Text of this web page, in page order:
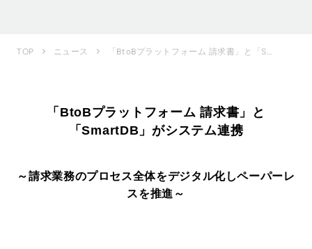
TOP ニュース
「BtoBプラットフォーム 請求書」と
「SmartDB」がシステム連携
～請求業務のプロセス全体をデジタル化しペーパーレ
スを推進～